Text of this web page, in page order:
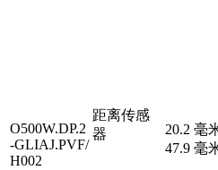
O500W.DP.2
-GLIAJ.PVF/
H002
距离传感
器
20.2 毫
47.9 毫